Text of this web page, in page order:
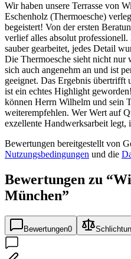
Wir haben unsere Terrasse von
Eschenholz (Thermoesche)
begeistert! Von der ersten
verlief alles absolut professionell.
sauber gearbeitet, jedes Detail
Die Thermoesche sieht nicht nur
sich auch angenehm an und ist
geeignet. Das Ergebnis übertrifft
ist ein echtes Highlight
können Herrn Wilhelm und sein
weiterempfehlen. Wer Wert auf
exzellente Handwerksarbeit legt,
Bewertungen bereitgestellt von
Nutzungsbedingungen und die
Bewertungen zu “
München”
Bewertungen0